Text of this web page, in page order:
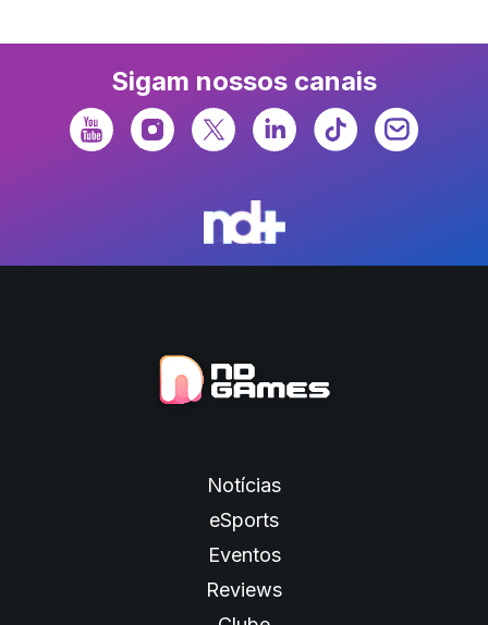
Sigam nossos canais
Notícias
eSports
Eventos
Reviews